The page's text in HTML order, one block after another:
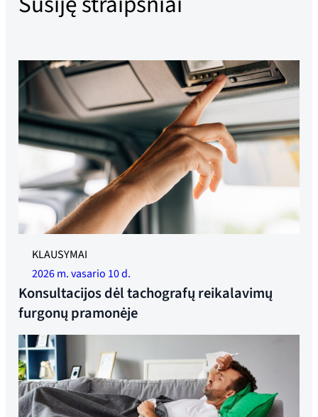
KLAUSYMAI
2026 m. vasario 10 d.
Konsultacijos dėl tachografų reikalavimų
furgonų pramonėje